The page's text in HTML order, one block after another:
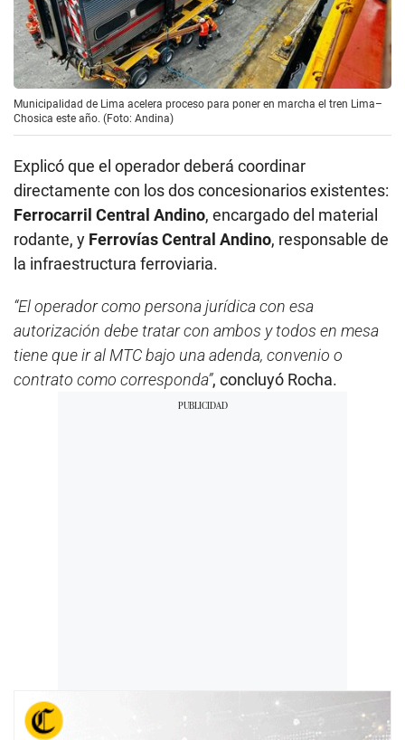
Municipalidad de Lima acelera proceso para poner en marcha el tren Lima–
Chosica este año. (Foto: Andina)
Explicó que el operador deberá coordinar
directamente con los dos concesionarios existentes:
Ferrocarril Central Andino, encargado del material
rodante, y Ferrovías Central Andino, responsable de
la infraestructura ferroviaria.
“El operador como persona jurídica con esa
autorización debe tratar con ambos y todos en mesa
tiene que ir al MTC bajo una adenda, convenio o
contrato como corresponda”, concluyó Rocha.